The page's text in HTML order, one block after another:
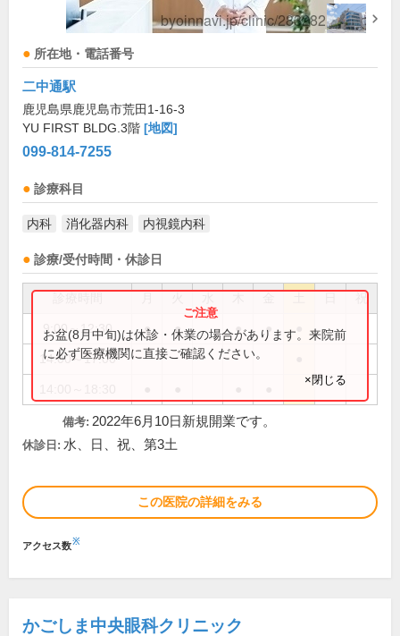
所在地・電話番号
二中通駅
鹿児島県鹿児島市荒田1-16-3
YU FIRST BLDG.3階 [地図]
099-814-7255
診療科目
内科 消化器内科 内視鏡内科
診療/受付時間・休診日
祝
9:00～12:30 ● ● ● ●
14:00～17:00
お盆(8月中旬)は休診・休業の場合があります。来院前
に必ず医療機関に直接ご確認ください。
×閉じる
備考: 2022年6月10日新規開業です。
休診日: 水、日、祝、第3土
この医院の詳細をみる
アクセス数※
かごしま中央眼科クリニック